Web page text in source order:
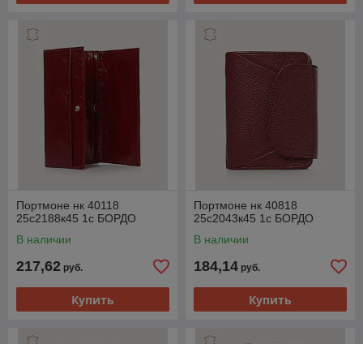
Портмоне нк 40118
25с2188к45 1с БОРДО
В наличии
217,62 руб.
Купить
Портмоне нк 40818
25с2043к45 1с БОРДО
В наличии
184,14 руб.
Купить